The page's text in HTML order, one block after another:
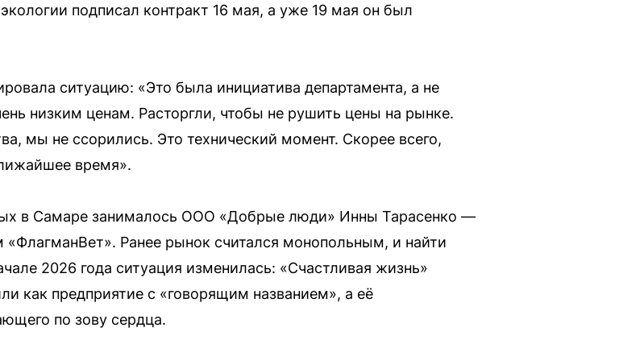
подписал контракт 16 мая, а уже 19 мая он был
ситуацию: «Это была инициатива департамента, а не
низким ценам. Расторгли, чтобы не рушить цены на рынке.
мы не ссорились. Это технический момент. Скорее всего,
время».
в Самаре занималось ООО «Добрые люди» Инны Тарасенко —
Ранее рынок считался монопольным, и найти
2026 года ситуация изменилась: «Счастливая жизнь»
как предприятие с «говорящим названием», а её
по зову сердца.